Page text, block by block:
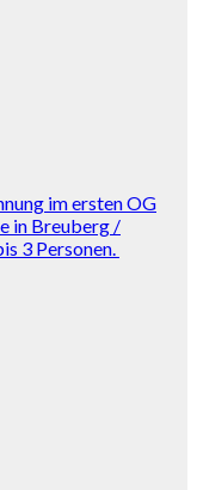
im ersten OG
in Breuberg /
3 Personen.